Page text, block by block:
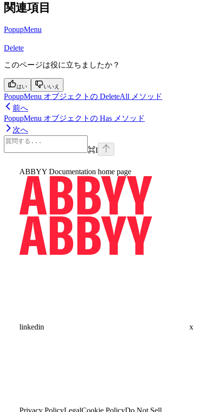
関連項目
PopupMenu
Delete
このページは役に立ちましたか？
はい いいえ
PopupMenu オブジェクトの DeleteAll メソッド
前へ
PopupMenu オブジェクトの Has メソッド
次へ
⌘I
ABBYY Documentation home page
linkedin x
Privacy PolicyLegalCookie PolicyDo Not Sell